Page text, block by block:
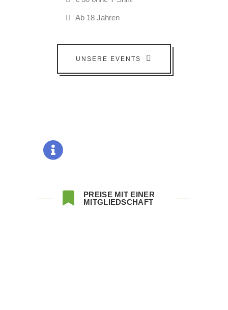
Ab 18 Jahren
UNSERE EVENTS
PREISE MIT EINER
MITGLIEDSCHAFT